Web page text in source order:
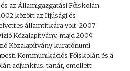
az Államigazgatási Főiskolán
között az Ifjúsági és
államtitkára volt. 2007
Közalapítvány, majd 2009
Közalapítvány kuratóriumi
Kommunikációs Főiskolán és a
adjunktus, tanár, emellett